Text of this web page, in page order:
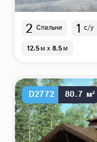
2 Спальни 1 с/у
12.5м x 8.5м
D2772 80.7 м²